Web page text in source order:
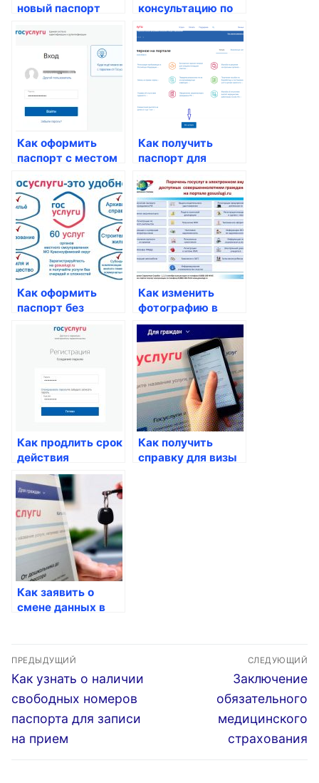
новый паспорт
фамилии
консультацию по
вопросам
паспортных услуг
Как оформить
паспорт с местом
жительства
Как получить
паспорт для
Как оформить
паспорт без
отчества
Как изменить
фотографию в
паспорте
Как продлить срок
действия
загранпаспорта
Как получить
справку для визы
Как заявить о
смене данных в
Навигация
по
записям
ПРЕДЫДУЩИЙ
Предыдущая
запись:
Как узнать о наличии
свободных номеров
паспорта для записи
на прием
СЛЕДУЮЩИЙ
Следующая
запись:
Заключение
обязательного
медицинского
страхования